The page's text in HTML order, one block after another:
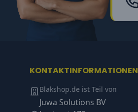
KONTAKTINFORMATIONEN
Blakshop.de ist Teil von
Juwa Solutions BV